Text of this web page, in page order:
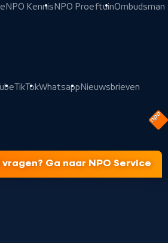
NPO Kennis NPO ProeftuinOmbudsman
TikTokWhatsapp Nieuwsbrieven
Ga naar NPO Service